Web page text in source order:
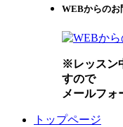
WEBからのお
※レッスン
すので
メールフォ
トップページ